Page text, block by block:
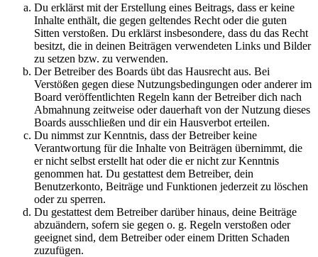
Du erklärst mit der Erstellung eines Beitrags, dass er keine
Inhalte enthält, die gegen geltendes Recht oder die guten
Sitten verstoßen. Du erklärst insbesondere, dass du das Recht
besitzt, die in deinen Beiträgen verwendeten Links und Bilder
zu setzen bzw. zu verwenden.
Der Betreiber des Boards übt das Hausrecht aus. Bei
Verstößen gegen diese Nutzungsbedingungen oder anderer im
Board veröffentlichten Regeln kann der Betreiber dich nach
Abmahnung zeitweise oder dauerhaft von der Nutzung dieses
Boards ausschließen und dir ein Hausverbot erteilen.
Du nimmst zur Kenntnis, dass der Betreiber keine
Verantwortung für die Inhalte von Beiträgen übernimmt, die
er nicht selbst erstellt hat oder die er nicht zur Kenntnis
genommen hat. Du gestattest dem Betreiber, dein
Benutzerkonto, Beiträge und Funktionen jederzeit zu löschen
oder zu sperren.
Du gestattest dem Betreiber darüber hinaus, deine Beiträge
abzuändern, sofern sie gegen o. g. Regeln verstoßen oder
geeignet sind, dem Betreiber oder einem Dritten Schaden
zuzufügen.